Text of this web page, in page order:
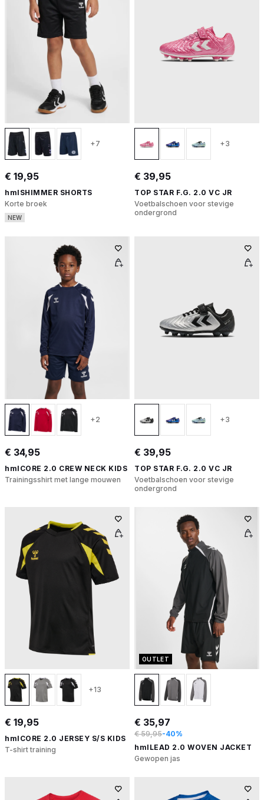
+7
€ 19,95
hmlSHIMMER SHORTS
Korte broek
NEW
+3
€ 39,95
TOP STAR F.G. 2.0 VC JR
Voetbalschoen voor stevige
ondergrond
+2
€ 34,95
hmlCORE 2.0 CREW NECK KIDS
Trainingsshirt met lange mouwen
+3
€ 39,95
TOP STAR F.G. 2.0 VC JR
Voetbalschoen voor stevige
ondergrond
+13
€ 19,95
hmlCORE 2.0 JERSEY S/S KIDS
T-shirt training
OUTLET
€ 35,97
€ 59,95-40%
hmlLEAD 2.0 WOVEN JACKET
Gewopen jas